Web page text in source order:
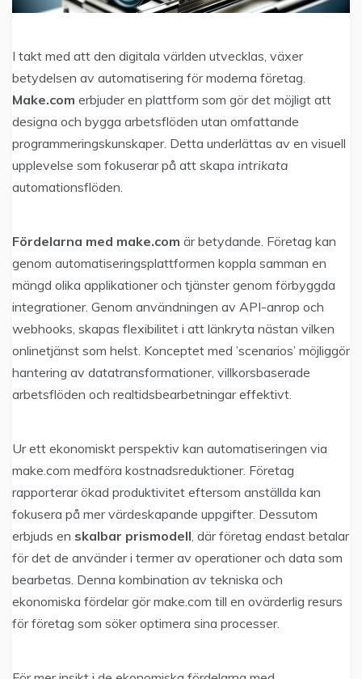
I takt med att den digitala världen utvecklas, växer
betydelsen av automatisering för moderna företag.
Make.com erbjuder en plattform som gör det möjligt att
designa och bygga arbetsflöden utan omfattande
programmeringskunskaper. Detta underlättas av en visuell
upplevelse som fokuserar på att skapa intrikata
automationsflöden.
Fördelarna med make.com är betydande. Företag kan
genom automatiseringsplattformen koppla samman en
mängd olika applikationer och tjänster genom förbyggda
integrationer. Genom användningen av API-anrop och
webhooks, skapas flexibilitet i att länkryta nästan vilken
onlinetjänst som helst. Konceptet med ’scenarios’ möjliggör
hantering av datatransformationer, villkorsbaserade
arbetsflöden och realtidsbearbetningar effektivt.
Ur ett ekonomiskt perspektiv kan automatiseringen via
make.com medföra kostnadsreduktioner. Företag
rapporterar ökad produktivitet eftersom anställda kan
fokusera på mer värdeskapande uppgifter. Dessutom
erbjuds en skalbar prismodell, där företag endast betalar
för det de använder i termer av operationer och data som
bearbetas. Denna kombination av tekniska och
ekonomiska fördelar gör make.com till en ovärderlig resurs
för företag som söker optimera sina processer.